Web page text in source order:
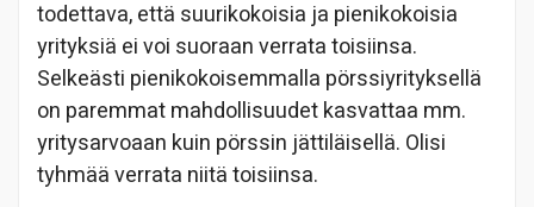
todettava, että suurikokoisia ja pienikokoisia
yrityksiä ei voi suoraan verrata toisiinsa.
Selkeästi pienikokoisemmalla pörssiyrityksellä
on paremmat mahdollisuudet kasvattaa mm.
yritysarvoaan kuin pörssin jättiläisellä. Olisi
tyhmää verrata niitä toisiinsa.